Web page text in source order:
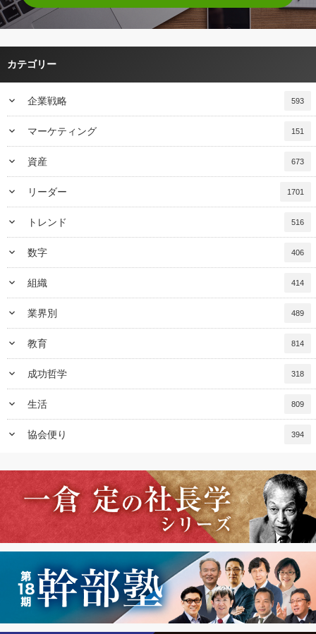
カテゴリー
keyboard_arrow_down 企業戦略 593
keyboard_arrow_down マーケティング 151
keyboard_arrow_down 資産 673
keyboard_arrow_down リーダー 1701
keyboard_arrow_down トレンド 516
keyboard_arrow_down 数字 406
keyboard_arrow_down 組織 414
keyboard_arrow_down 業界別 489
keyboard_arrow_down 教育 814
keyboard_arrow_down 成功哲学 318
keyboard_arrow_down 生活 809
keyboard_arrow_down 協会便り 394